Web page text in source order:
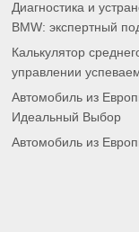
Диагностика и
BMW: экспертный
Калькулятор
управлении
Автомобиль из
Идеальный Выбор
Автомобиль из